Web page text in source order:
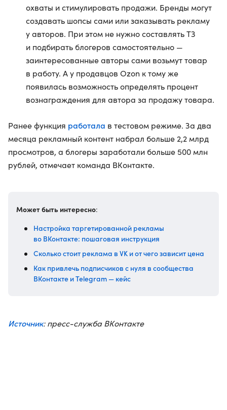
охваты и стимулировать продажи. Бренды могут
создавать шопсы сами или заказывать рекламу
у авторов. При этом не нужно составлять ТЗ
и подбирать блогеров самостоятельно —
заинтересованные авторы сами возьмут товар
в работу. А у продавцов Ozon к тому же
появилась возможность определять процент
вознаграждения для автора за продажу товара.
Ранее функция работала в тестовом режиме. За два
месяца рекламный контент набрал больше 2,2 млрд
просмотров, а блогеры заработали больше 500 млн
рублей, отмечает команда ВКонтакте.
Может быть интересно:
Настройка таргетированной рекламы
во ВКонтакте: пошаговая инструкция
Сколько стоит реклама в VK и от чего зависит цена
Как привлечь подписчиков с нуля в сообщества
ВКонтакте и Telegram — кейс
Источник: пресс-служба ВКонтакте